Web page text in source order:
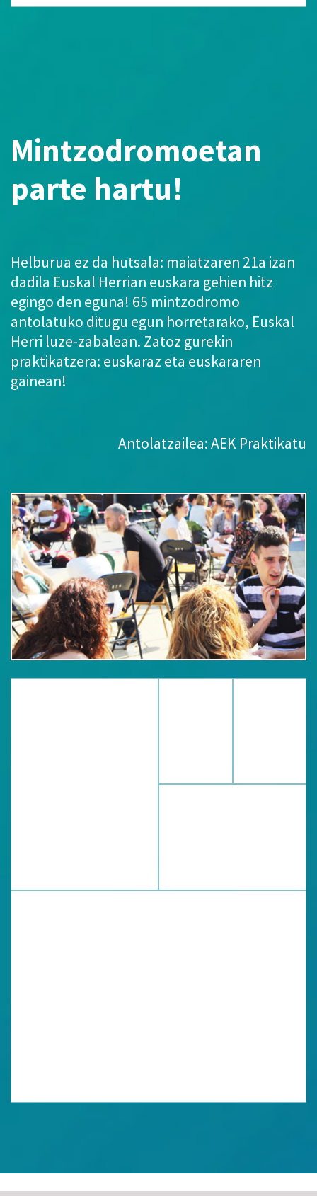
Mintzodromoetan
parte hartu!
Helburua ez da hutsala: maiatzaren 21a izan
dadila Euskal Herrian euskara gehien hitz
egingo den eguna! 65 mintzodromo
antolatuko ditugu egun horretarako, Euskal
Herri luze-zabalean. Zatoz gurekin
praktikatzera: euskaraz eta euskararen
gainean!
Antolatzailea: AEK Praktikatu